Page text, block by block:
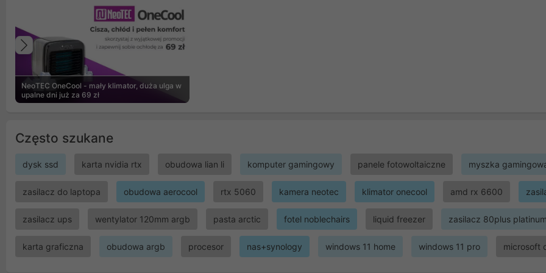
NeoTEC OneCool - mały klimator, duża ulga w
upalne dni już za 69 zł
Poprzedni
Często szukane
dysk ssd karta nvidia rtx obudowa lian li komputer gamingowy panele fotowoltaiczne myszka
zasilacz do laptopa obudowa aerocool rtx 5060 kamera neotec klimator onecool amd rx 6600
zasilacz ups wentylator 120mm argb pasta arctic fotel noblechairs liquid freezer zasilacz 80plus platinum
karta graficzna obudowa argb procesor nas+synology windows 11 home windows 11 pro microsoft